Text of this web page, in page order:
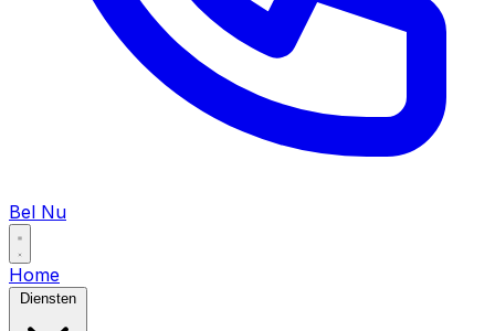
Bel Nu
Home